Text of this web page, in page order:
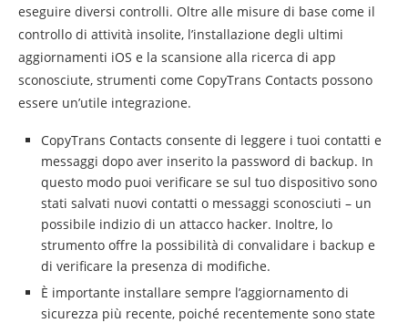
eseguire diversi controlli. Oltre alle misure di base come il
controllo di attività insolite, l’installazione degli ultimi
aggiornamenti iOS e la scansione alla ricerca di app
sconosciute, strumenti come CopyTrans Contacts possono
essere un’utile integrazione.
CopyTrans Contacts consente di leggere i tuoi contatti e
messaggi dopo aver inserito la password di backup. In
questo modo puoi verificare se sul tuo dispositivo sono
stati salvati nuovi contatti o messaggi sconosciuti – un
possibile indizio di un attacco hacker. Inoltre, lo
strumento offre la possibilità di convalidare i backup e
di verificare la presenza di modifiche.
È importante installare sempre l’aggiornamento di
sicurezza più recente, poiché recentemente sono state